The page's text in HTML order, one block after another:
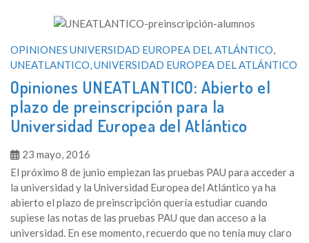
OPINIONES UNIVERSIDAD EUROPEA DEL ATLÁNTICO,
UNEATLANTICO,UNIVERSIDAD EUROPEA DEL ATLÁNTICO
Opiniones UNEATLANTICO: Abierto el
plazo de preinscripción para la
Universidad Europea del Atlántico
23 mayo, 2016
El próximo 8 de junio empiezan las pruebas PAU para acceder a
la universidad y la Universidad Europea del Atlántico ya ha
abierto el plazo de preinscripción quería estudiar cuando
supiese las notas de las pruebas PAU que dan acceso a la
universidad. En ese momento, recuerdo que no tenía muy claro